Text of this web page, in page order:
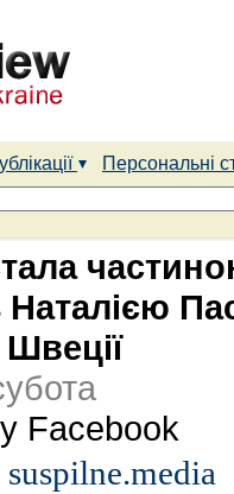
Персональні
Наталією
Швеції
Facebook
suspilne.media